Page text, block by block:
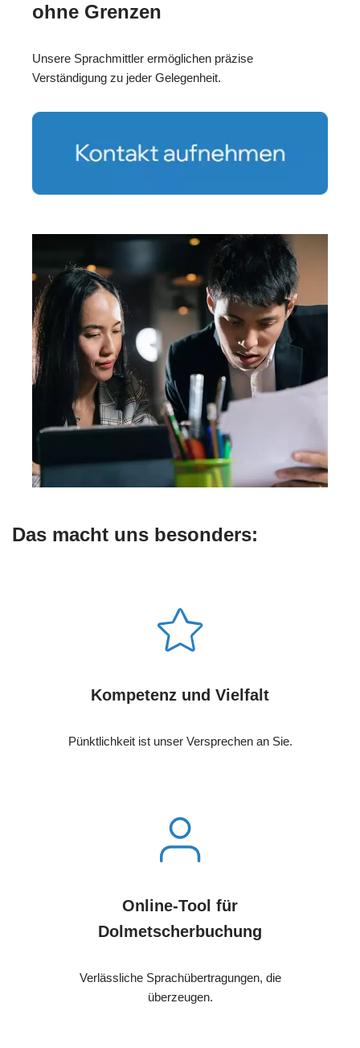
ohne Grenzen
Unsere Sprachmittler ermöglichen präzise
Verständigung zu jeder Gelegenheit.
Das macht uns besonders:
Kompetenz und Vielfalt
Pünktlichkeit ist unser Versprechen an Sie.
Online-Tool für
Dolmetscherbuchung
Verlässliche Sprachübertragungen, die
überzeugen.